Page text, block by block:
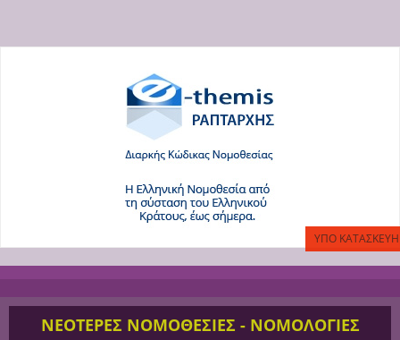
ΝΕΟΤΕΡΕΣ ΝΟΜΟΘΕΣΙΕΣ - ΝΟΜΟΛΟΓΙΕΣ